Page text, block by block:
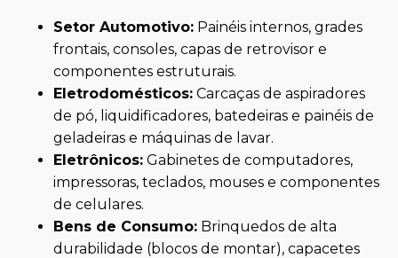
Setor Automotivo: Painéis internos, grades
frontais, consoles, capas de retrovisor e
componentes estruturais.
Eletrodomésticos: Carcaças de aspiradores
de pó, liquidificadores, batedeiras e painéis de
geladeiras e máquinas de lavar.
Eletrônicos: Gabinetes de computadores,
impressoras, teclados, mouses e componentes
de celulares.
Bens de Consumo: Brinquedos de alta
durabilidade (blocos de montar), capacetes